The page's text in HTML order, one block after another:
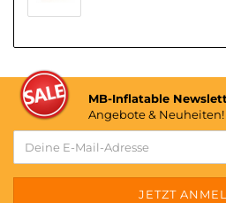
MB-Inflatable
Angebote & Neuheiten!